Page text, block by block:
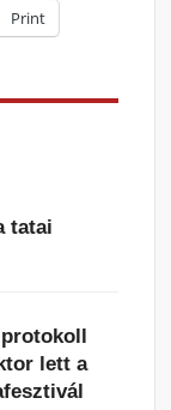
Print
tatai
lett a